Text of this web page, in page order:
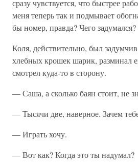
сразу чувствуется, что быстрее
меня теперь так и подмывает
бы номер, правда? Чего задумался?
Коля, действительно, был
хлебных крошек шарик, разминал
смотрел куда-то в сторону.
— Саша, а сколько баян стоит, не
— Тысячи две, наверное. Зачем
— Играть хочу.
— Вот как? Когда это ты надумал?